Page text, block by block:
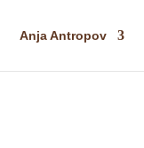
Anja Antropov